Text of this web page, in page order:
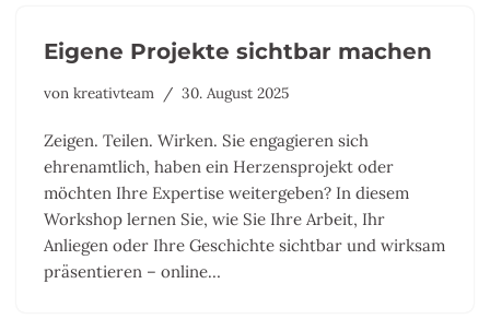
Eigene Projekte sichtbar machen
von kreativteam 30. August 2025
Zeigen. Teilen. Wirken. Sie engagieren sich
ehrenamtlich, haben ein Herzensprojekt oder
möchten Ihre Expertise weitergeben? In diesem
Workshop lernen Sie, wie Sie Ihre Arbeit, Ihr
Anliegen oder Ihre Geschichte sichtbar und wirksam
präsentieren – online…